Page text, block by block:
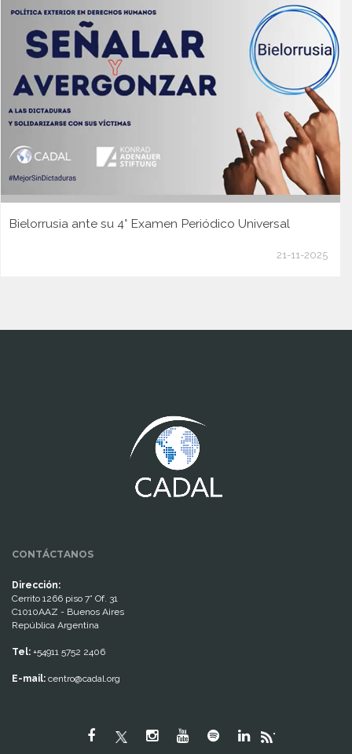
Bielorrusia ante su 4° Examen Periódico Universal
21-11-2025
CONTÁCTANOS
Dirección:
Cerrito 1266 piso 7° Of. 31
C1010AAZ - Buenos Aires
República Argentina
Tel: +54911 5752 2406
E-mail: centro@cadal.org
"